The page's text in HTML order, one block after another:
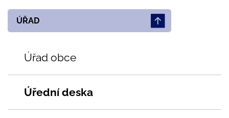
ÚŘAD
Úřad obce
Úřední deska